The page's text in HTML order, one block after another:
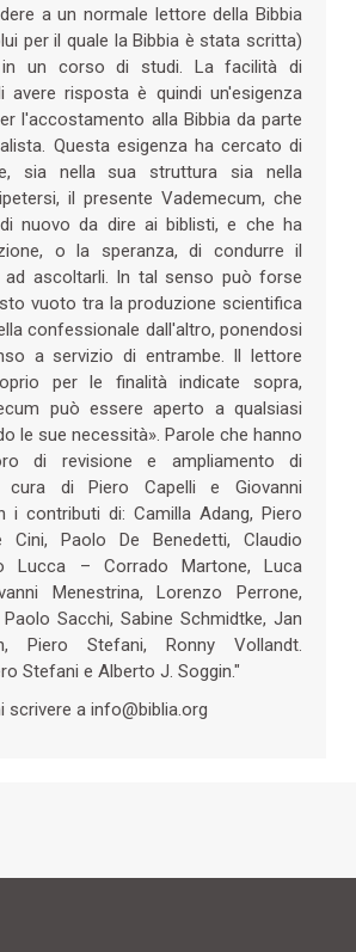
a un normale lettore della Bibbia
per il quale la Bibbia è stata scritta)
in un corso di studi. La facilità di
avere risposta è quindi un'esigenza
l'accostamento alla Bibbia da parte
Questa esigenza ha cercato di
sia nella sua struttura sia nella
il presente Vademecum, che
nuovo da dire ai biblisti, e che ha
o la speranza, di condurre il
ascoltarli. In tal senso può forse
vuoto tra la produzione scientifica
confessionale dall'altro, ponendosi
a servizio di entrambe. Il lettore
per le finalità indicate sopra,
può essere aperto a qualsiasi
le sue necessità». Parole che hanno
di revisione e ampliamento di
cura di Piero Capelli e Giovanni
i contributi di: Camilla Adang, Piero
Cini, Paolo De Benedetti, Claudio
Lucca – Corrado Martone, Luca
Menestrina, Lorenzo Perrone,
Sacchi, Sabine Schmidtke, Jan
Piero Stefani, Ronny Vollandt.
Stefani e Alberto J. Soggin."
scrivere a info@biblia.org